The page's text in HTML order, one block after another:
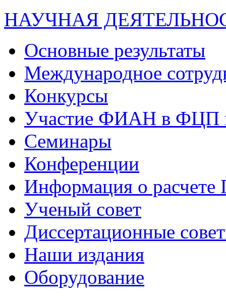
НАУЧНАЯ
Основные результаты
Международное
Конкурсы
Участие ФИАН в ФЦП
Семинары
Конференции
Информация о
Ученый совет
Диссертационные
Наши издания
Оборудование